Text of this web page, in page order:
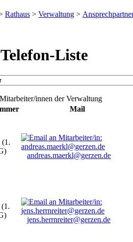
Rathaus > Verwaltung >
Liste
innen der Verwaltung
Mail
(1.
andreas.maerkl@gerzen.de
(1.
jens.herrnreiter@gerzen.de